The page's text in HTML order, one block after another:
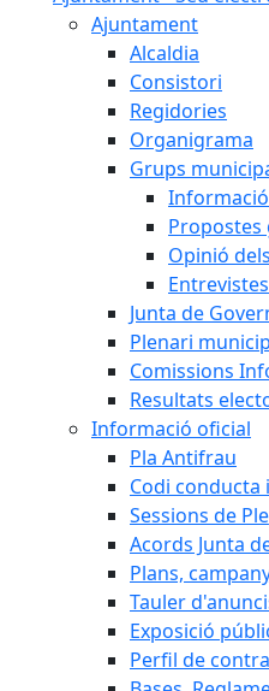
Ajuntament
Alcaldia
Consistori
Regidories
Organigrama
Grups
Propostes
Opinió
Junta de
Plenari
Comissions
Resultats
Informació oficial
Pla Antifrau
Codi conducta
Sessions de Ple
Acords Junta
Plans,
Tauler
Exposició
Perfil de